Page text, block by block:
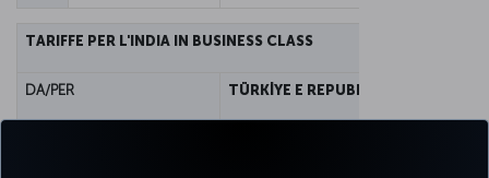
TARIFFE PER L'INDIA IN BUSINESS CLASS
DA/PER TÜRKİYE E REPUBBLICA TURCA DI